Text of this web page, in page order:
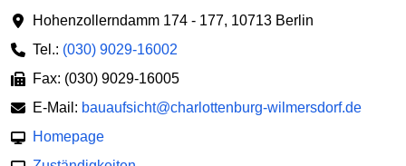
Hohenzollerndamm 174 - 177, 10713 Berlin
Tel.: (030) 9029-16002
Fax: (030) 9029-16005
E-Mail: bauaufsicht@charlottenburg-wilmersdorf.de
Homepage